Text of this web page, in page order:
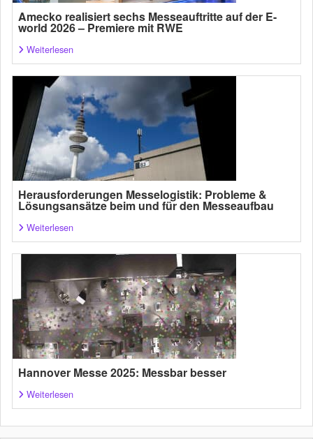
Amecko realisiert sechs Messeauftritte auf der E-
world 2026 – Premiere mit RWE
Weiterlesen
Herausforderungen Messelogistik: Probleme &
Lösungsansätze beim und für den Messeaufbau
Weiterlesen
Hannover Messe 2025: Messbar besser
Weiterlesen